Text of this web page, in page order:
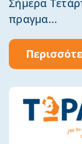
Σήμερα
πραγμα...